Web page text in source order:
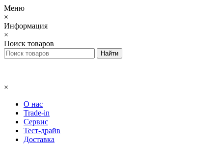
Меню
×
Информация
×
Поиск товаров
×
О нас
Trade-in
Сервис
Тест-драйв
Доставка